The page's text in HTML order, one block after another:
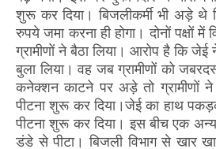
शुरू कर दिया। बिजलीकर्मी भी अड़े
रुपये जमा करना ही होगा। दोनों पक्षों में
ग्रामीणों ने बैठा लिया। आरोप है कि जेई
बुला लिया। वह जब ग्रामीणों को
कनेक्शन काटने पर अड़े तो ग्रामीणों
पीटना शुरू कर दिया।जेई का हाथ
पीटना शुरू कर दिया। इस बीच एक
डंडे से पीटा। बिजली विभाग से खार